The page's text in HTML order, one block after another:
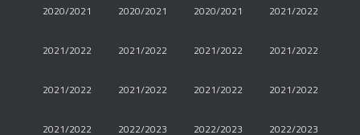
2020/2021 2020/2021 2020/2021 2021/2022
2021/2022 2021/2022 2021/2022 2021/2022
2021/2022 2021/2022 2021/2022 2021/2022
2021/2022 2022/2023 2022/2023 2022/2023